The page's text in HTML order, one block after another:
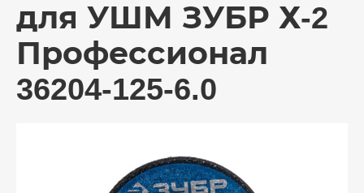
для УШМ ЗУБР Х-2
Профессионал
36204-125-6.0